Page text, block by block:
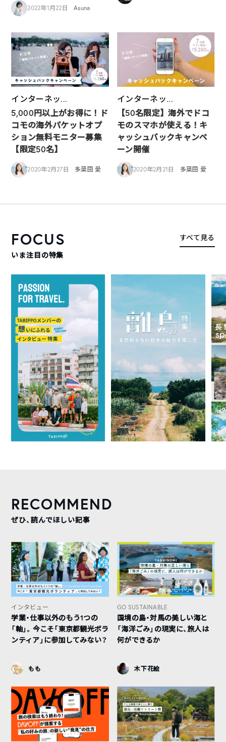
2022年1月22日 Asuna
インターネッ...
5,000円以上がお得に！ド
コモの海外パケットオプ
ション無料モニター募集
【限定50名】
2020年2月27日 多葉田 愛
インターネッ...
【50名限定】海外でドコ
モのスマホが使える！キ
ャッシュバックキャンペ
ーン開催
2020年2月21日 多葉田 愛
FOCUS
いま注目の特集
すべて見る
RECOMMEND
ぜひ、読んでほしい記事
インタビュー
学業・仕事以外のもう1つの
「軸」。今こそ「東京都観光ボラ
ンティア」に参加してみない？
もも
GO SUSTAINABLE
国境の島・対馬の美しい海と
「海洋ごみ」の現実に、旅人は
何ができるか
木下花絵